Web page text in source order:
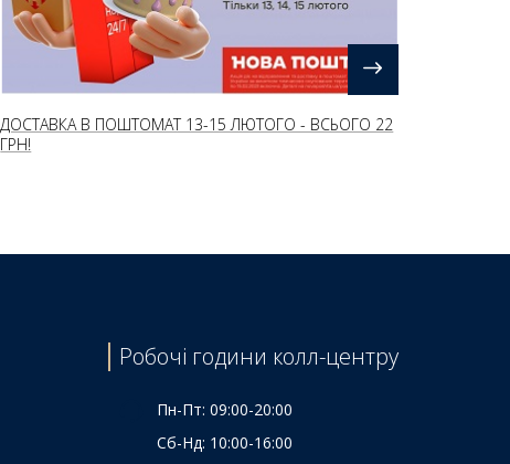
ДОСТАВКА В ПОШТОМАТ 13-15 ЛЮТОГО - ВСЬОГО 22
ГРН!
Робочі години колл-центру
Пн-Пт: 09:00-20:00
Сб-Нд: 10:00-16:00